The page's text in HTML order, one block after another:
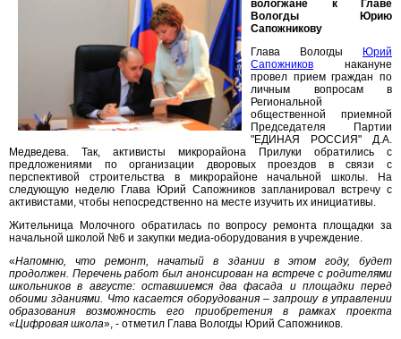
вологжане к Главе
Вологды Юрию
Сапожникову
Глава Вологды
Юрий
Сапожников накануне
провел прием граждан по
личным вопросам в
Региональной
общественной приемной
Председателя Партии
"ЕДИНАЯ РОССИЯ" Д.А.
Медведева. Так, активисты микрорайона Прилуки обратились с
предложениями по организации дворовых проездов в связи с
перспективой строительства в микрорайоне начальной школы. На
следующую неделю Глава Юрий Сапожников запланировал встречу с
активистами, чтобы непосредственно на месте изучить их инициативы.
Жительница Молочного обратилась по вопросу ремонта площадки за
начальной школой №6 и закупки медиа-оборудования в учреждение.
«Напомню, что ремонт, начатый в здании в этом году, будет
продолжен. Перечень работ был анонсирован на встрече с родителями
школьников в августе: оставшиемся два фасада и площадки перед
обоими зданиями. Что касается оборудования – запрошу в управлении
образования возможность его приобретения в рамках проекта
«Цифровая школа», - отметил Глава Вологды Юрий Сапожников.